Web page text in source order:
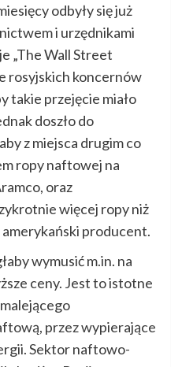
odbyły się już
i urzędnikami
„The Wall Street
rosyjskich koncernów
takie przejęcie miało
doszło do
z miejsca drugim co
ropy naftowej na
oraz
więcej ropy niż
producent.
wymusić m.in. na
ceny. Jest to istotne
przez wypierające
Sektor naftowo-